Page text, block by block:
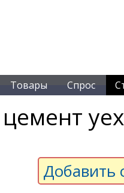
Товары Спрос
Добавить